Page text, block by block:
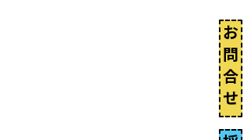
お
問
合
せ